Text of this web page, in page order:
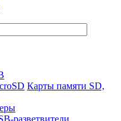
Карты памяти SD,
разветвители